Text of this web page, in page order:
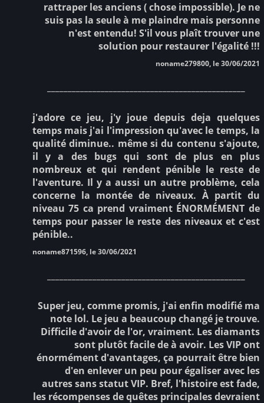
rattraper les anciens ( chose impossible). Je ne
suis pas la seule à me plaindre mais personne
n'est entendu! S'il vous plaît trouver une
solution pour restaurer l'égalité !!!
noname279800, le 30/06/2021
j'adore ce jeu, j'y joue depuis deja quelques
temps mais j'ai l'impression qu'avec le temps, la
qualité diminue.. même si du contenu s'ajoute,
il y a des bugs qui sont de plus en plus
nombreux et qui rendent pénible le reste de
l'aventure. Il y a aussi un autre problème, cela
concerne la montée de niveaux. À partit du
niveau 75 ca prend vraiment ÉNORMÉMENT de
temps pour passer le reste des niveaux et c'est
pénible..
noname871596, le 30/06/2021
Super jeu, comme promis, j'ai enfin modifié ma
note lol. Le jeu a beaucoup changé je trouve.
Difficile d'avoir de l'or, vraiment. Les diamants
sont plutôt facile de à avoir. Les VIP ont
énormément d'avantages, ça pourrait être bien
d'en enlever un peu pour égaliser avec les
autres sans statut VIP. Bref, l'histoire est fade,
les récompenses de quêtes principales devraient